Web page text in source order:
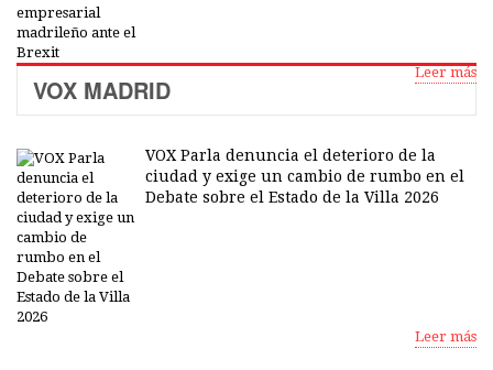
Leer más
VOX MADRID
VOX Parla denuncia el deterioro de la
ciudad y exige un cambio de rumbo en el
Debate sobre el Estado de la Villa 2026
Leer más